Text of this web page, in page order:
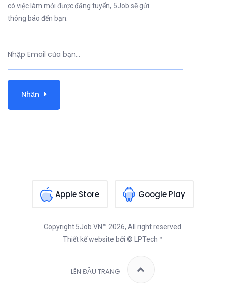
có việc làm mới được đăng tuyển, 5Job sẽ gửi
thông báo đến bạn.
Nhận
Apple Store Google Play
Copyright 5Job.VN™ 2026, All right reserved
Thiết kế website bởi © LPTech™
LÊN ĐẦU TRANG